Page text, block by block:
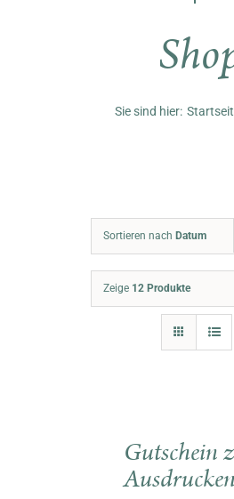
Sie sind hier:
Sortieren nach Datum
Zeige 12 Produkte
Gutschein
Ausdrucken